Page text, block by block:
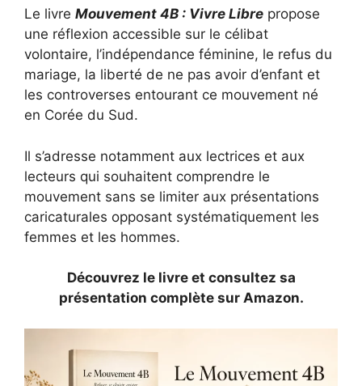
Le livre Mouvement 4B : Vivre Libre propose
une réflexion accessible sur le célibat
volontaire, l’indépendance féminine, le refus du
mariage, la liberté de ne pas avoir d’enfant et
les controverses entourant ce mouvement né
en Corée du Sud.
Il s’adresse notamment aux lectrices et aux
lecteurs qui souhaitent comprendre le
mouvement sans se limiter aux présentations
caricaturales opposant systématiquement les
femmes et les hommes.
Découvrez le livre et consultez sa
présentation complète sur Amazon.